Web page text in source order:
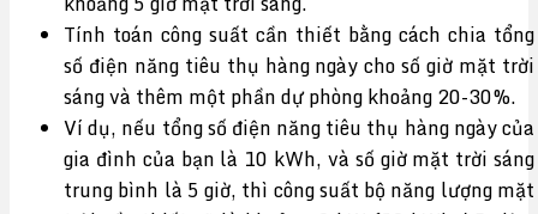
Tính toán công suất cần thiết bằng cách chia tổng
số điện năng tiêu thụ hàng ngày cho số giờ mặt trời
sáng và thêm một phần dự phòng khoảng 20-30%.
Ví dụ, nếu tổng số điện năng tiêu thụ hàng ngày của
gia đình của bạn là 10 kWh, và số giờ mặt trời sáng
trung bình là 5 giờ, thì công suất bộ năng lượng mặt